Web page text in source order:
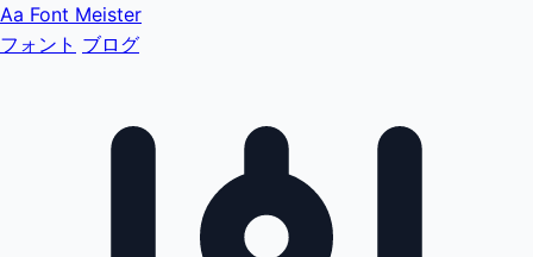
Aa Font Meister
フォント ブログ